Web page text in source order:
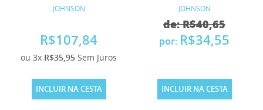
JOHNSON
R$107,84
ou 3x R$35,95 Sem Juros
INCLUIR NA CESTA
JOHNSON
de: R$40,65
por: R$34,55
INCLUIR NA CESTA